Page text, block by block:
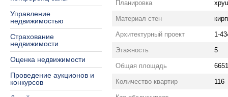
Управление
недвижимостью
Страхование
недвижимости
Оценка недвижимости
Проведение аукционов и
конкурсов
Планировка
Материал стен
Архитектурный проект 1-
Этажность 5
Общая площадь
Количество квартир 116